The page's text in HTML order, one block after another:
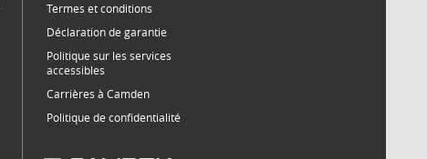
Termes et conditions
Déclaration de garantie
Politique sur les services
accessibles
Carrières à Camden
Politique de confidentialité